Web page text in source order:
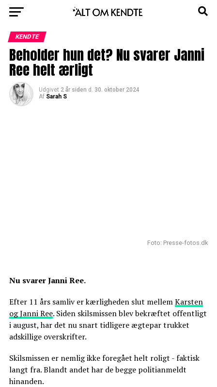
KENDTE
Beholder hun det? Nu svarer Janni
Ree helt ærligt
Udgivet 2 år siden d. 30. oktober 2024
Af Sarah S
Foto: Presse-fotos.dk
Nu svarer Janni Ree.
Efter 11 års samliv er kærligheden slut mellemKarsten
og Janni Ree. Siden skilsmissen blev bekræftet offentligt
i august, har det nu snart tidligere ægtepar trukket
adskillige overskrifter.
Skilsmissen er nemlig ikke foregået helt roligt - faktisk
langt fra. Blandt andet har de begge politianmeldt
hinanden.